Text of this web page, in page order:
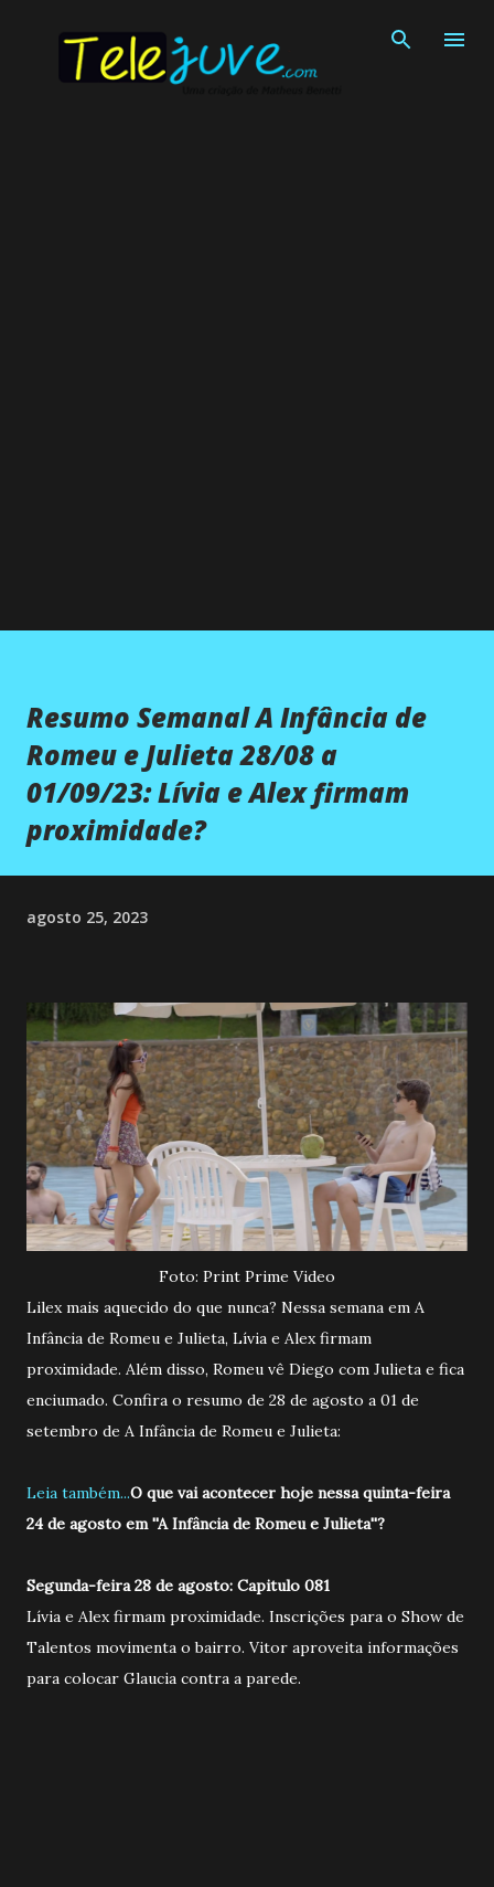
Resumo Semanal A Infância de
Romeu e Julieta 28/08 a
01/09/23: Lívia e Alex firmam
proximidade?
agosto 25, 2023
Foto: Print Prime Video
Lilex mais aquecido do que nunca? Nessa semana em A
Infância de Romeu e Julieta, Lívia e Alex firmam
proximidade. Além disso, Romeu vê Diego com Julieta e fica
enciumado. Confira o resumo de 28 de agosto a 01 de
setembro de A Infância de Romeu e Julieta:
Leia também...O que vai acontecer hoje nessa quinta-feira
24 de agosto em ''A Infância de Romeu e Julieta''?
Segunda-feira 28 de agosto: Capitulo 081
Lívia e Alex firmam proximidade. Inscrições para o Show de
Talentos movimenta o bairro. Vitor aproveita informações
para colocar Glaucia contra a parede.